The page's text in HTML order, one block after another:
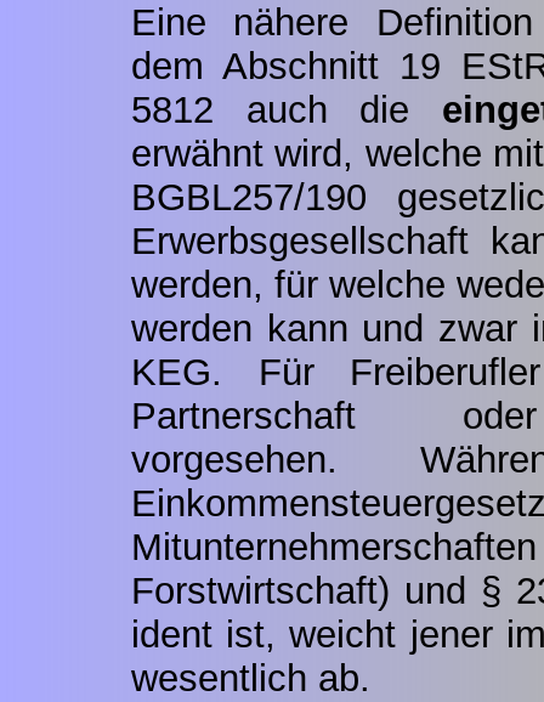
Eine nähere
dem Abschnitt 19
5812 auch die
erwähnt wird, welche
BGBL257/190
Erwerbsgesellschaft
werden, für welche
werden kann und zwar
KEG. Für
Partnerschaft oder
vorgesehen.
Forstwirtschaft) und §
ident ist, weicht jener
wesentlich ab.